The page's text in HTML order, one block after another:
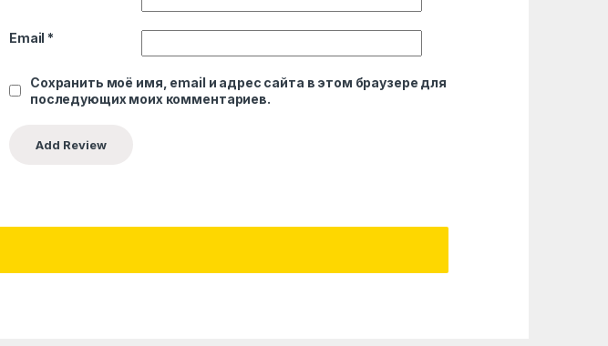
Email *
Сохранить моё имя, email и адрес сайта в этом браузере для
последующих моих комментариев.